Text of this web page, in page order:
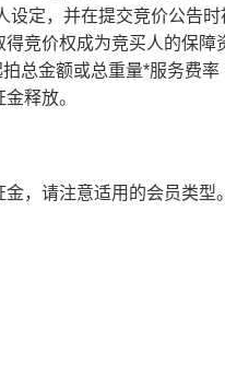
设定，并在提交竞价公告
竞价权成为竞买人的保障
总金额或总重量*服务费率
释放。
，请注意适用的会员类型